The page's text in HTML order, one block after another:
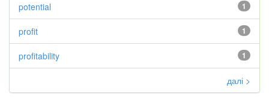
1
potential
1
profit
1
profitability
далі >